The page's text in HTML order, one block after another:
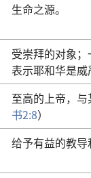
生命之源。
受崇拜的对象
表示耶和华是
至高的上帝，
书2:8）
给予有益的教